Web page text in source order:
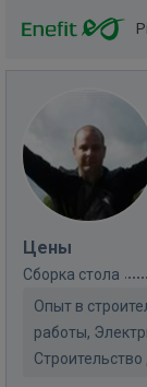
Цены
Сборка стола
Опыт в
работы,
Строительство